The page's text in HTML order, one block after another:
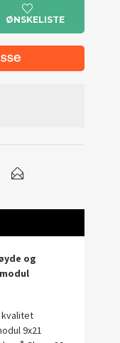
ØNSKELISTE
og
kvalitet
9x21